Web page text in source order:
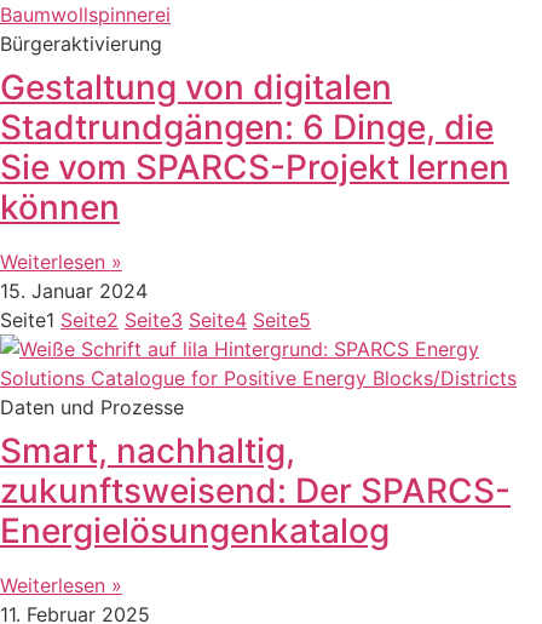
Bürgeraktivierung
Gestaltung von digitalen
Stadtrundgängen: 6 Dinge, die
Sie vom SPARCS-Projekt lernen
können
Weiterlesen »
15. Januar 2024
Seite1 Seite2 Seite3 Seite4 Seite5
Daten und Prozesse
Smart, nachhaltig,
zukunftsweisend: Der SPARCS-
Energielösungenkatalog
Weiterlesen »
11. Februar 2025